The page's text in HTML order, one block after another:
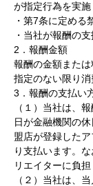
が指定行為を実施
・第7条に定める
・当社が報酬の
2．報酬金額
報酬の金額また
指定のない限り消
3．報酬の支払い
（１）当社は、
日が金融機関の
盟店が登録した
り支払います。
リエイターに負担
（２）当社は、